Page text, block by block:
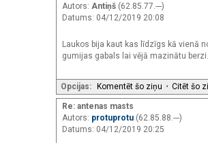
Autors: Antiņš (62.85.77.---)
Datums: 04/12/2019 20:08
Laukos bija kaut kas līdzīgs kā vienā
gumijas gabals lai vējā mazinātu berzi.
Opcijas: Komentēt šo ziņu • Citēt šo
Re: antenas masts
Autors: protuprotu (62.85.88.---)
Datums: 04/12/2019 20:25